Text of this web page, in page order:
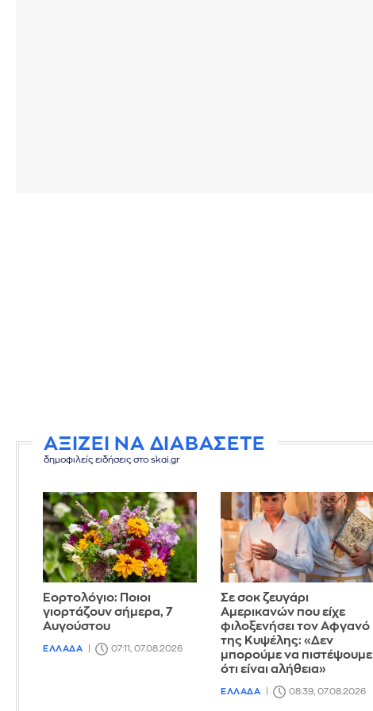
ΑΞΙΖΕΙ ΝΑ ΔΙΑΒΑΣΕΤΕ
δημοφιλείς ειδήσεις στο skai.gr
Εορτολόγιο: Ποιοι
γιορτάζουν σήμερα, 7
Αυγούστου
ΕΛΛΑΔΑ 07:11, 07.08.2026
Σε σοκ ζευγάρι
Αμερικανών που είχε
φιλοξενήσει τον Αφγανό
της Κυψέλης: «Δεν
μπορούμε να πιστέψουμε
ότι είναι αλήθεια»
ΕΛΛΑΔΑ 08:39, 07.08.2026